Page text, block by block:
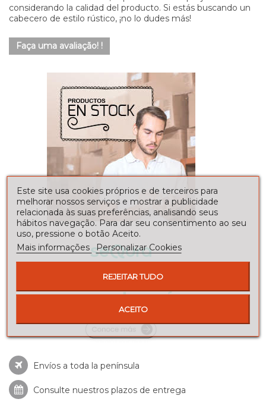
considerando la calidad del producto. Si estás buscando un
cabecero de estilo rústico, ¡no lo dudes más!
Faça uma avaliação! !
Envíos a toda la península
Consulte nuestros plazos de entrega
Este site usa cookies próprios e de terceiros para
melhorar nossos serviços e mostrar a publicidade
relacionada às suas preferências, analisando seus
hábitos navegação. Para dar seu consentimento ao seu
uso, pressione o botão Aceito.
Mais informações Personalizar Cookies
REJEITAR TUDO
ACEITO